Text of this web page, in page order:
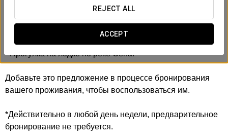
REJECT ALL
ACCEPT
новой стороны, открывая его самые знаковые места по
пути.
Включает:
- Прогулка на лодке по реке Сена.
Добавьте это предложение в процессе бронирования
вашего проживания, чтобы воспользоваться им.
*Действительно в любой день недели, предварительное
бронирование не требуется.